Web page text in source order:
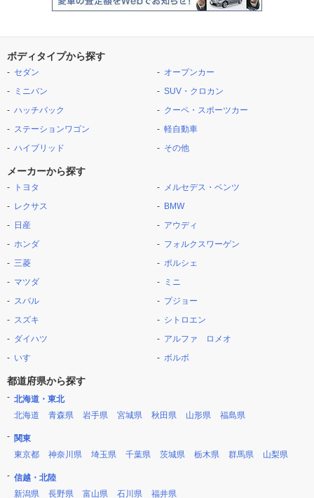
ボディタイプから探す
セダン
ミニバン
ハッチバック
ステーションワゴン
ハイブリッド
オープンカー
SUV・クロカン
クーペ・スポーツカー
軽自動車
その他
メーカーから探す
トヨタ
レクサス
日産
ホンダ
三菱
マツダ
スバル
スズキ
ダイハツ
いすゞ
メルセデス・ベンツ
BMW
アウディ
フォルクスワーゲン
ポルシェ
ミニ
プジョー
シトロエン
アルファ ロメオ
ボルボ
都道府県から探す
北海道・東北
北海道
青森県 岩手県 宮城県 秋田県 山形県 福島県
関東
東京都
神奈川県 埼玉県 千葉県 茨城県 栃木県 群馬県 山梨県
信越・北陸
新潟県
長野県 富山県 石川県 福井県